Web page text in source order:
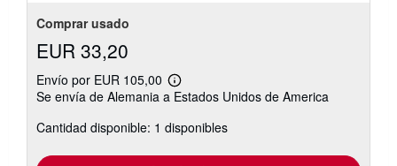
Comprar usado
EUR 33,20
Envío por EUR 105,00
Más
información
las
tarifas
Se envía de Alemania a Estados Unidos de America
Cantidad disponible: 1 disponibles